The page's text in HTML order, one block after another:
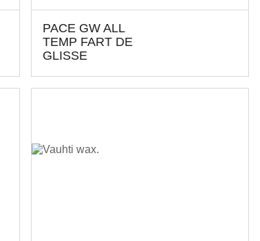
PACE GW ALL
TEMP FART DE
GLISSE